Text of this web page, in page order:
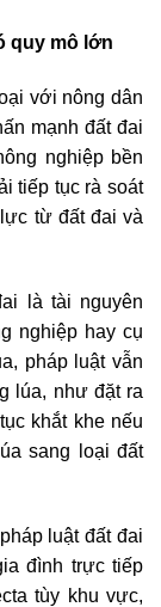
quy mô lớn
với nông dân
mạnh đất đai
nghiệp bền
tiếp tục rà soát
từ đất đai và
là tài nguyên
nghiệp hay cụ
pháp luật vẫn
lúa, như đặt ra
khắt khe nếu
sang loại đất
luật đất đai
đình trực tiếp
tùy khu vực,